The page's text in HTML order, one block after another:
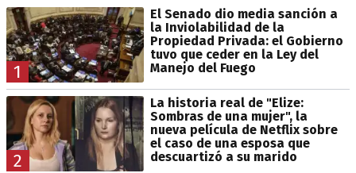
1
El Senado dio media sanción a
la Inviolabilidad de la
Propiedad Privada: el Gobierno
tuvo que ceder en la Ley del
Manejo del Fuego
2
La historia real de "Elize:
Sombras de una mujer", la
nueva película de Netflix sobre
el caso de una esposa que
descuartizó a su marido